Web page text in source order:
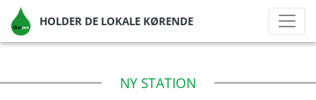
HOLDER DE LOKALE KØRENDE
NY STATION